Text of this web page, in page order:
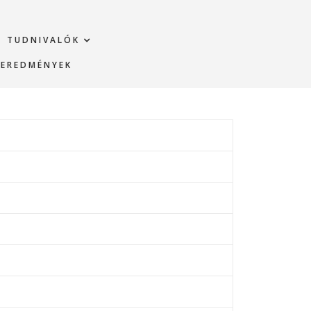
TUDNIVALÓK
EREDMÉNYEK